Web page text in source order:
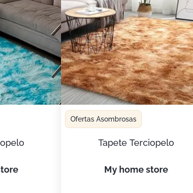
Ofertas Asombrosas
Tapete Terciopelo
my home store